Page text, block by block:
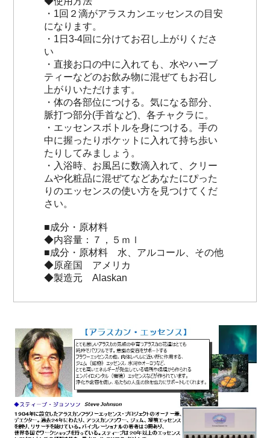
・1回２滴がアラスカンエッセンスの目安
になります。
・1日3-4回に分けてお召し上がりくださ
い
・直接お口の中に入れても、水やハーブ
ティーなどのお飲み物に混ぜてもお召し
上がりいただけます。
・体の各部位につける。気になる部分、
脈打つ部分(手首など)、各チャクラに。
・エッセンスボトルを身につける。手の
中に握ったりポケットに入れて持ち歩い
たりしてみましょう。
・入浴時、お風呂に数滴入れて、クリー
ムや化粧品に混ぜてなどあなたにぴった
りのエッセンスの使い方を見つけてくだ
さい。
■成分・原材料
◆内容量：７，５ｍｌ
■成分・原材料 水、アルコール、その他
◆原産国 アメリカ
◆製造元 Alaskan